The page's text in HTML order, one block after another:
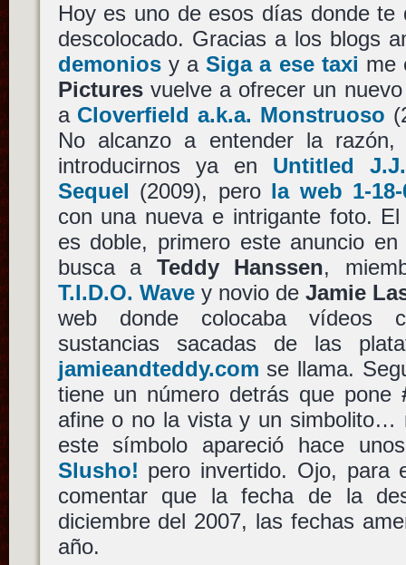
Hoy es uno de esos días donde te
descolocado. Gracias a los blogs
demoniosy aSiga a ese taxi me
Picturesvuelve a ofrecer un
a Cloverfield a.k.a. Monstruoso
No alcanzo a entender la
introducirnos ya en Untitled
Sequel (2009), pero la web 1-18-
con una nueva e intrigante foto.
es doble, primero este anuncio
busca a Teddy Hanssen,
T.I.D.O. Wavey novio deJamie
web donde colocaba vídeos
sustancias sacadas de las
jamieandteddy.com se llama.
tiene un número detrás que pone
afine o no la vista y un simbolito…
este símbolo apareció hace
Slusho! pero invertido. Ojo, para
comentar que la fecha de la
diciembre del 2007, las fechas
año.